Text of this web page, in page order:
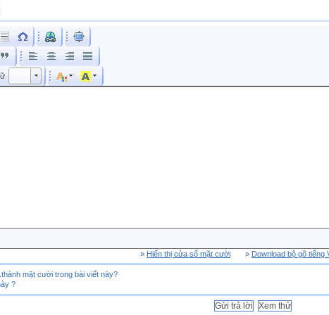
Kích cỡ phông
» Hiển thị cửa sổ mặt cười » Download bộ gõ tiếng
mặt cười trong bài viết này?
?